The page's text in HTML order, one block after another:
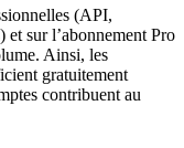
(API,
et sur l’abonnement Pro
Ainsi, les
gratuitement
contribuent au